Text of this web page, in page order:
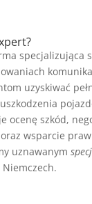
specjalizująca
uzyskiwać
ocenę szkód,
wsparcie
uznawanym